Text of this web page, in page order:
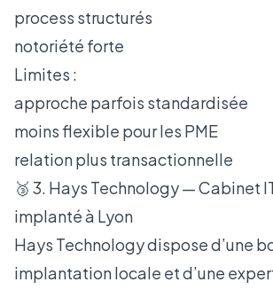
process structurés
notoriété forte
Limites :
approche parfois standardisée
moins flexible pour les PME
relation plus transactionnelle
🥉 3. Hays Technology — Cabinet
implanté à Lyon
Hays Technology dispose d’une
implantation locale et d’une